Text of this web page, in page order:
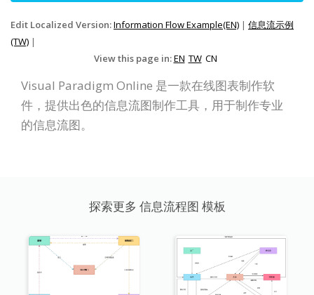
Edit Localized Version:Information Flow Example(EN) | 信息流示例
(TW) |
View this page in:EN TW CN
Visual Paradigm Online 是一款在线图表制作软
件，提供出色的信息流图制作工具，用于制作专业
的信息流图。
探索更多 信息流程图 模板